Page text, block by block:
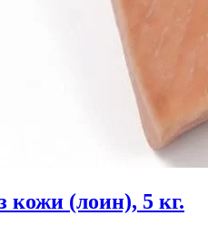
кожи (лоин), 5 кг.